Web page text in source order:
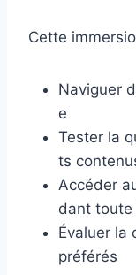
Cette
Naviguer
e
Tester la
ts
Accéder
dant toute
Évaluer la
préférés